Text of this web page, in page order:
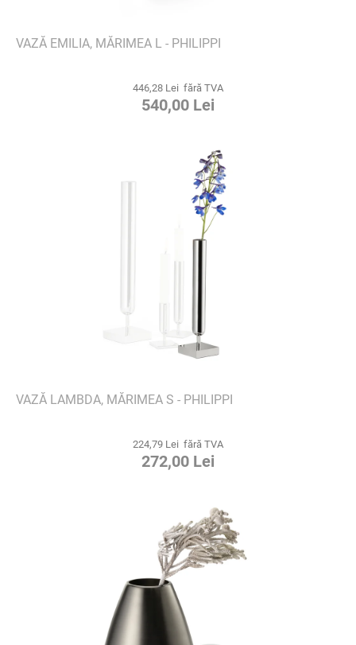
VAZĂ EMILIA, MĂRIMEA L - PHILIPPI
446,28 Lei fără TVA
540,00 Lei
VAZĂ LAMBDA, MĂRIMEA S - PHILIPPI
224,79 Lei fără TVA
272,00 Lei